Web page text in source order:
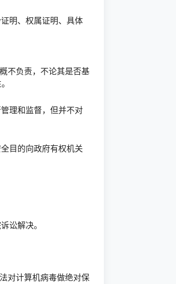
明、权属证明、具体
不负责，不论其是否基
理和监督，但并不对
目的向政府有权机关
讼解决。
对计算机病毒做绝对保